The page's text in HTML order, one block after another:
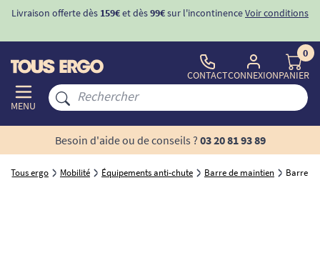
Livraison offerte dès 159€et dès99€sur l'incontinenceVoir conditions
MENU
CONTACTCONNEXION
0
PANIER
Besoin d'aide ou de conseils ? 03 20 81 93 89
Tous ergo Mobilité Équipements anti-chute Barre de maintien Barre